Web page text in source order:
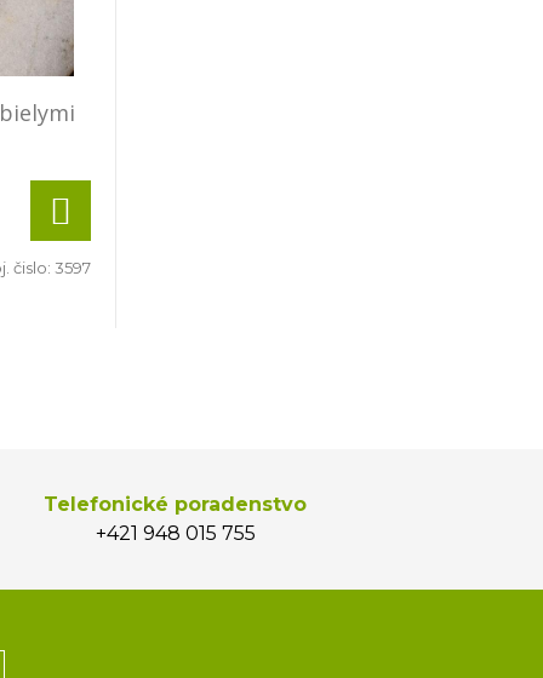
čislo: 3597
Telefonické poradenstvo
+421 948 015 755